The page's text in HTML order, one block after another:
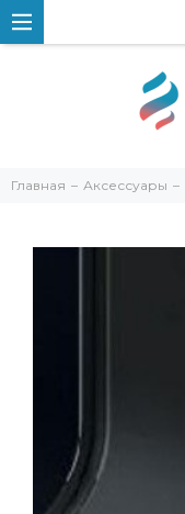
Главная Аксессуары